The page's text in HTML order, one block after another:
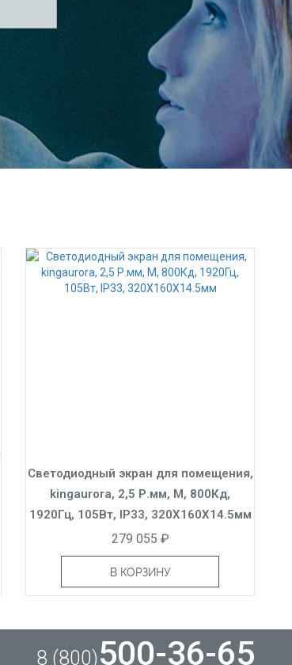
Светодиодный экран для помещения,
kingaurora, 2,5 Р.мм, M, 800Кд,
1920Гц, 105Вт, IP33, 320X160X14.5мм
279 055 ₽
В КОРЗИНУ
8 (800)500-36-65